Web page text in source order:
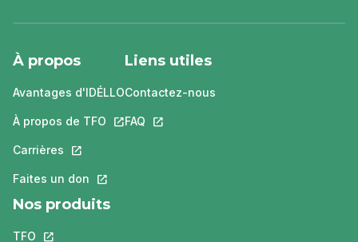
À propos
Avantages d'IDÉLLO
À propos de TFO Ce lien s'ouvrira dans un nouvel onglet.
Carrières Ce lien s'ouvrira dans un nouvel onglet.
Faites un don Ce lien s'ouvrira dans un nouvel onglet.
Liens utiles
Contactez-nous
FAQ Ce lien s'ouvrira dans un nouvel
Nos produits
TFO Ce lien s'ouvrira dans un nouvel onglet.